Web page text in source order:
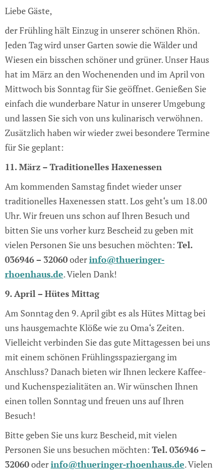
Liebe Gäste,
der Frühling hält Einzug in unserer schönen Rhön.
Jeden Tag wird unser Garten sowie die Wälder und
Wiesen ein bisschen schöner und grüner. Unser Haus
hat im März an den Wochenenden und im April von
Mittwoch bis Sonntag für Sie geöffnet. Genießen Sie
einfach die wunderbare Natur in unserer Umgebung
und lassen Sie sich von uns kulinarisch verwöhnen.
Zusätzlich haben wir wieder zwei besondere Termine
für Sie geplant:
11. März – Traditionelles Haxenessen
Am kommenden Samstag findet wieder unser
traditionelles Haxenessen statt. Los geht‘s um 18.00
Uhr. Wir freuen uns schon auf Ihren Besuch und
bitten Sie uns vorher kurz Bescheid zu geben mit
vielen Personen Sie uns besuchen möchten: Tel.
036946 – 32060oderinfo@thueringer-
rhoenhaus.de. Vielen Dank!
9. April – Hütes Mittag
Am Sonntag den 9. April gibt es als Hütes Mittag bei
uns hausgemachte Klöße wie zu Oma‘s Zeiten.
Vielleicht verbinden Sie das gute Mittagessen bei uns
mit einem schönen Frühlingsspaziergang im
Anschluss? Danach bieten wir Ihnen leckere Kaffee-
und Kuchenspezialitäten an. Wir wünschen Ihnen
einen tollen Sonntag und freuen uns auf Ihren
Besuch!
Bitte geben Sie uns kurz Bescheid, mit vielen
Personen Sie uns besuchen möchten: Tel. 036946 –
32060oderinfo@thueringer-rhoenhaus.de. Vielen